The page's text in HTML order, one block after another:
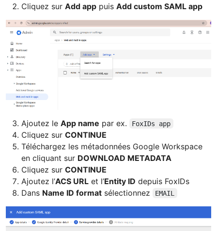
Cliquez sur Add app puis Add custom SAML app
Ajoutez le App name par ex. FoxIDs app
Cliquez sur CONTINUE
Téléchargez les métadonnées Google Workspace
en cliquant sur DOWNLOAD METADATA
Cliquez sur CONTINUE
Ajoutez l’ACS URL et l’Entity ID depuis FoxIDs
Dans Name ID format sélectionnez EMAIL